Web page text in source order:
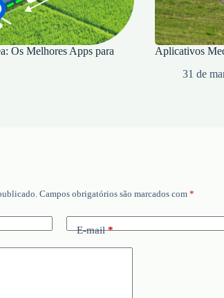
Os Melhores Apps para
Aplicativos
31 de
Campos obrigatórios são marcados com *
E-mail*